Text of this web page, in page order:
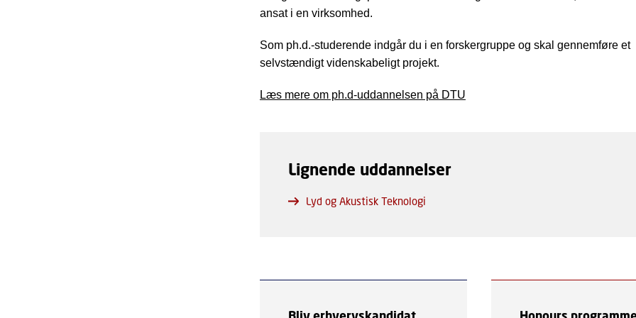
ansat i en virksomhed.
Som ph.d.-studerende indgår du i en forskergruppe og skal gennemføre et
selvstændigt videnskabeligt projekt.
Læs mere om ph.d-uddannelsen på DTU
Lignende uddannelser
Lyd og Akustisk Teknologi